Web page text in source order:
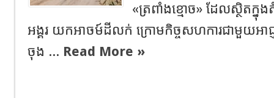
«ត្រពាំង​ខ្មោច​» ដែល​ស្ថិត​ក្នុ
អង្គរ​ យកអាចម៍ដី​លក់​ ក្រោម​កិច្ច​សហការជា​មួយ​អាជ្
ចុង​ ... Read More »